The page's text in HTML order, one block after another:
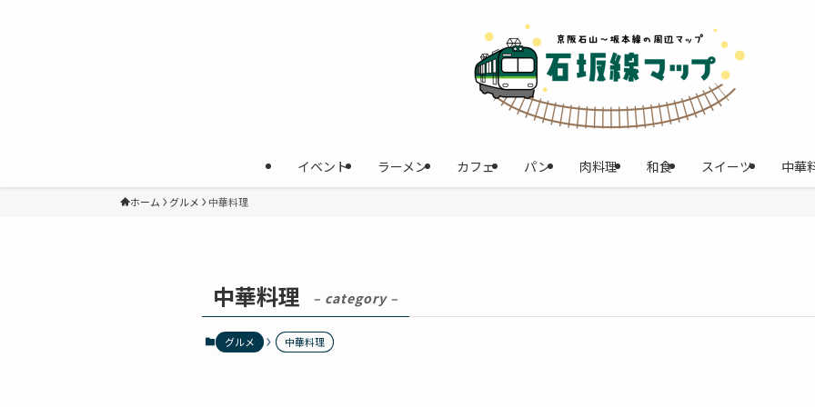
イベント ラーメン カフェ パン 肉料理 和食 スイーツ 中華
ホーム グルメ 中華料理
中華料理 – category –
グルメ 中華料理